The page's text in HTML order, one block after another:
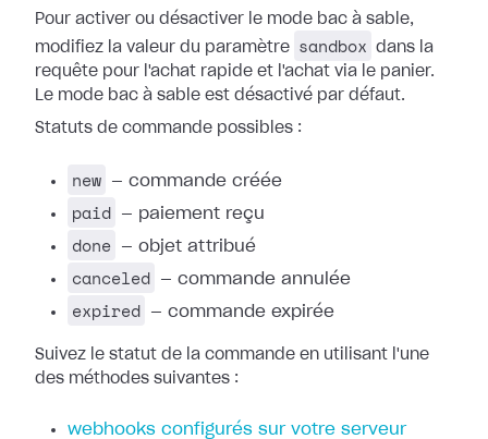
Pour activer ou désactiver le mode bac à sable,
modifiez la valeur du paramètre
sandbox
dans la
requête pour l'achat rapide et l'achat via le panier.
Le mode bac à sable est désactivé par défaut.
Statuts de commande possibles :
new — commande créée
paid — paiement reçu
done — objet attribué
canceled — commande annulée
expired — commande expirée
Suivez le statut de la commande en utilisant l'une
des méthodes suivantes :
webhooks configurés sur votre serveur